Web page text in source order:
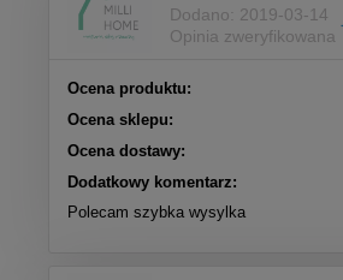
Dodano: 2019-03-14
Opinia zweryfikowana
Ocena produktu:
Ocena sklepu:
Ocena dostawy:
Dodatkowy komentarz:
Polecam szybka wysylka